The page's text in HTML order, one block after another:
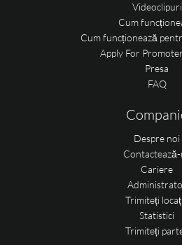
Videoclipuri
Cum
Cum funcționează
Apply For
Presa
FAQ
Despre noi
Cariere
Trimiteți
Statistici
Trimiteți